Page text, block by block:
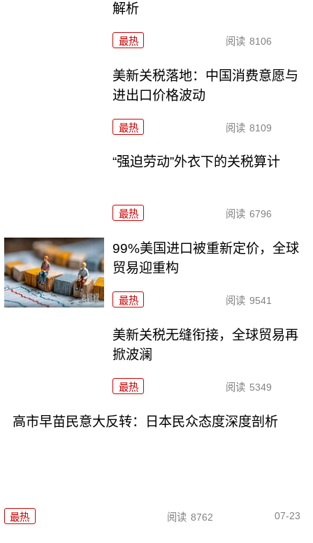
解析
最热 阅读 8106
美新关税落地：中国消费意愿与
进出口价格波动
最热 阅读 8109
“强迫劳动”外衣下的关税算计
最热 阅读 6796
99%美国进口被重新定价，全球
贸易迎重构
最热 阅读 9541
美新关税无缝衔接，全球贸易再
掀波澜
最热 阅读 5349
高市早苗民意大反转：日本民众态度深度剖析
最热 阅读 8762 07-23